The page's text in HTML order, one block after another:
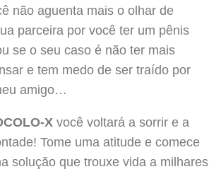
não aguenta mais o olhar de
parceira por você ter um pênis
se o seu caso é não ter mais
e tem medo de ser traído por
amigo…
X você voltará a sorrir e a
Tome uma atitude e comece
solução que trouxe vida a milhares